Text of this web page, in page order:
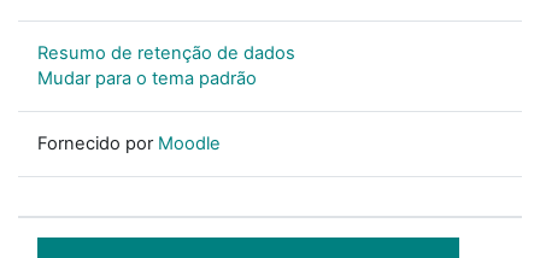
Resumo de retenção de dados
Mudar para o tema padrão
Fornecido por Moodle